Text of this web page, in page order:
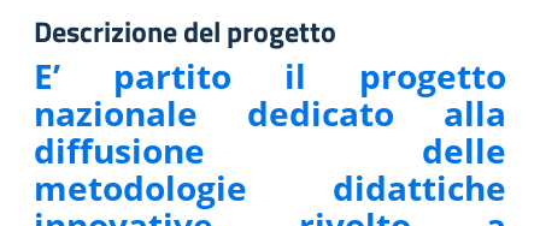
Descrizione del progetto
E’ partito il progetto
nazionale dedicato alla
diffusione delle
metodologie didattiche